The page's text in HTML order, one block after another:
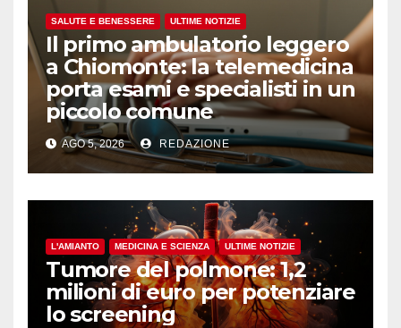
SALUTE E BENESSERE ULTIME NOTIZIE
Il primo ambulatorio leggero
a Chiomonte: la telemedicina
porta esami e specialisti in un
piccolo comune
AGO 5, 2026 REDAZIONE
L'AMIANTO MEDICINA E SCIENZA ULTIME NOTIZIE
Tumore del polmone: 1,2
milioni di euro per potenziare
lo screening